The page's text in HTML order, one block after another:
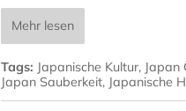
Mehr lesen
Tags: Japanische Kultur, Japan
Japan Sauberkeit, Japanische